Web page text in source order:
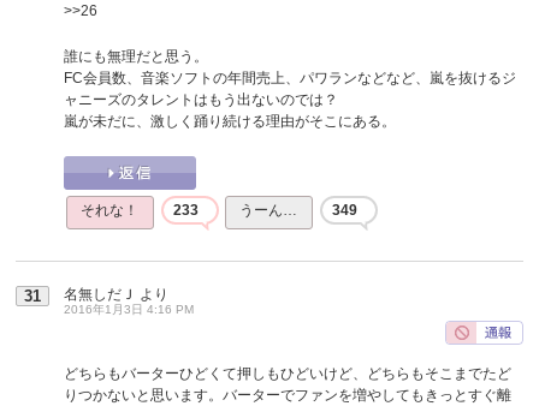
>>26
誰にも無理だと思う。
FC会員数、音楽ソフトの年間売上、パワランなどなど、嵐を抜けるジ
ャニーズのタレントはもう出ないのでは？
嵐が未だに、激しく踊り続ける理由がそこにある。
それな！ 233 うーん… 349
31 名無しだＪ より
2016年1月3日 4:16 PM
どちらもバーターひどくて押しもひどいけど、どちらもそこまでたど
りつかないと思います。バーターでファンを増やしてもきっとすぐ離